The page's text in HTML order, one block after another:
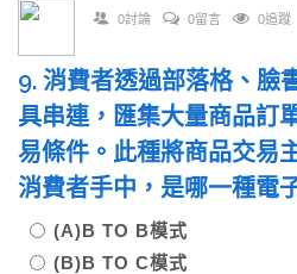
0討論 0留言 0追蹤
9. 消費者透過部落格、臉
具串連，匯集大量商品訂
易條件。此種將商品交易
消費者手中，是哪一種電
(A)B TO B模式
(B)B TO C模式